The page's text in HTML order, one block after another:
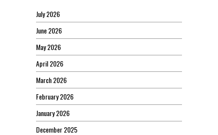
July 2026
June 2026
May 2026
April 2026
March 2026
February 2026
January 2026
December 2025